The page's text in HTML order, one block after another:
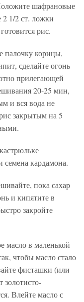
шафрановые
1/2 ст. ложки
рис.
палочку корицы,
сделайте огонь
прилегающей
20-25 мин,
и вся вода не
закрытым на 5
кардамона.
пока сахар
и кипятите в
закройте
масло в маленькой
чтобы масло стало
фисташки (или
золотисто-
Влейте масло с